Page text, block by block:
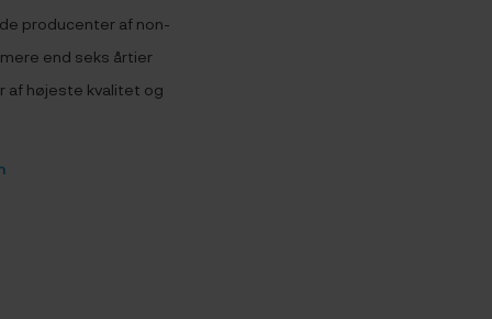
producenter af non-
end seks årtier
af højeste kvalitet og